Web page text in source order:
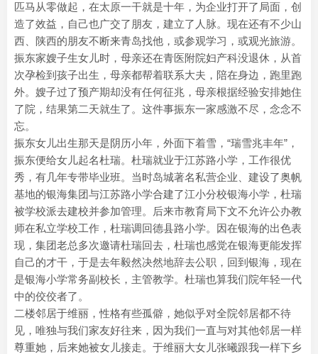
匹马从零做起，在太原一干就是十年，为企业打开了局面，创
造了效益，自己也广交了朋友，建立了人脉。现在还有不少山
西、陕西的朋友不断来青岛找他，或参观学习，或观光旅游。
振东家嫂子生女儿时，母亲还在青医附院妇产科没退休，从首
次孕检到孩子出生，母亲都帮着联系大夫，陪在身边，跑里跑
外。嫂子过了预产期却没有任何征兆，母亲根据经验安排她住
了院，结果第二天就生了。这件事振东一家感激不尽，念念不
忘。
振东女儿出生那天是阴历小年，外面下着雪，“瑞雪兆丰年”，
振东便给女儿起名杜瑞。杜瑞就业于江苏路小学，工作很优
秀，有几年专带毕业班。当时岛城著名私营企业、建设了奥帆
基地的银海集团与江苏路小学合建了江小分校银海小学，杜瑞
被学校派去建校并参加管理。后来市教育局下文不允许公办教
师在私立学校工作，杜瑞调回德县路小学。因在银海的出色表
现，集团老总多次邀请杜瑞回去，杜瑞也感觉在银海更能发挥
自己的才干，于是去年毅然决然地辞去公职，回到银海，现在
是银海小学常务副校长，主管教学。杜瑞也算我们院年轻一代
中的佼佼者了。
二楼邻居于维丽，性格有些孤僻，她似乎对全院邻居都不待
见，唯独与我们家友好往来，因为我们一直与对其他邻居一样
尊重她，后来她被女儿接走。于维丽大女儿张曦跟我一样下乡